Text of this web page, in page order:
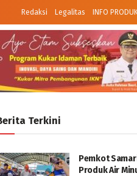
Redaksi Legalitas INFO
Terkini
Pemkot
Produk Air